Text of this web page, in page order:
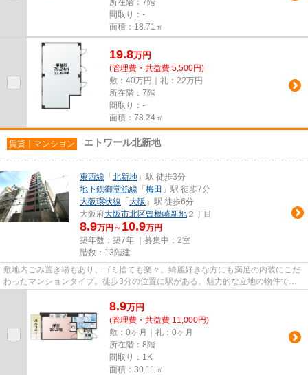
所在階：7階
間取り：-
面積：18.71㎡
19.8万円
(管理費・共益費 5,500円)
敷：40万円｜礼：22万円
所在階：7階
間取り：-
面積：78.24㎡
賃貸｜マンション エトワール北新地
東西線 「 北新地 」駅 徒歩3分
地下鉄御堂筋線 「 梅田 」駅 徒歩7分
大阪環状線 「 大阪 」駅 徒歩6分
大阪府大阪市北区曾根崎新地 ２丁目
8.9万円～ 10.9万円
築年数：築7年 ｜募集中： 2室
階数：13階建
敷地内ごみ置き場もあり、ゴミ捨ても楽々。綺麗好きな方にも満足の内装にこだ
わったマンションタイプ。徒歩3分の位置に駅がある、魅力的な立地の物件で
8.9万円
(管理費・共益費 11,000円)
敷：0ヶ月｜礼：0ヶ月
所在階：8階
間取り：1K
面積：30.11㎡